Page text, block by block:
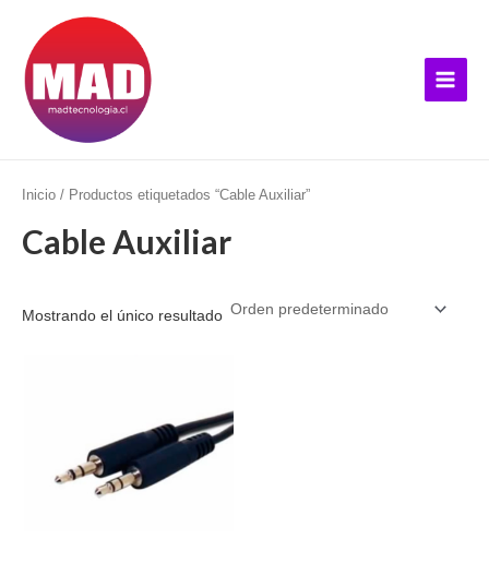
contenido
Menu
s
c
p
r
Inicio / Productos etiquetados “Cable Auxiliar”
Cable Auxiliar
Mostrando el único resultado